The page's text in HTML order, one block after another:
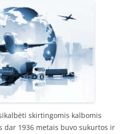
skirtingomis kalbomis
dar 1936 metais buvo sukurtos ir